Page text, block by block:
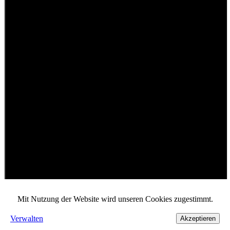
Mit Nutzung der Website wird unseren Cookies zugestimmt.
Verwalten Akzeptieren